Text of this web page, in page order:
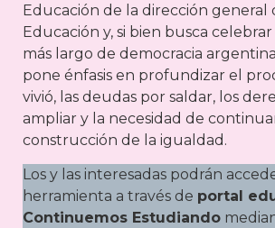
Educación de la dirección general
Educación y, si bien busca
más largo de democracia
pone énfasis en profundizar el
vivió, las deudas por saldar, los
ampliar y la necesidad de
construcción de la igualdad.
Los y las interesadas podrán
herramienta a través de portal
Continuemos Estudiando